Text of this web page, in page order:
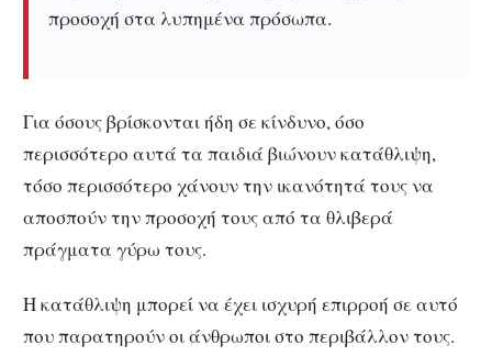
προσοχή στα λυπημένα πρόσωπα.
Για όσους βρίσκονται ήδη σε κίνδυνο, όσο
περισσότερο αυτά τα παιδιά βιώνουν κατάθλιψη,
τόσο περισσότερο χάνουν την ικανότητά τους να
αποσπούν την προσοχή τους από τα θλιβερά
πράγματα γύρω τους.
H κατάθλιψη μπορεί να έχει ισχυρή επιρροή σε αυτό
που παρατηρούν οι άνθρωποι στο περιβάλλον τους.